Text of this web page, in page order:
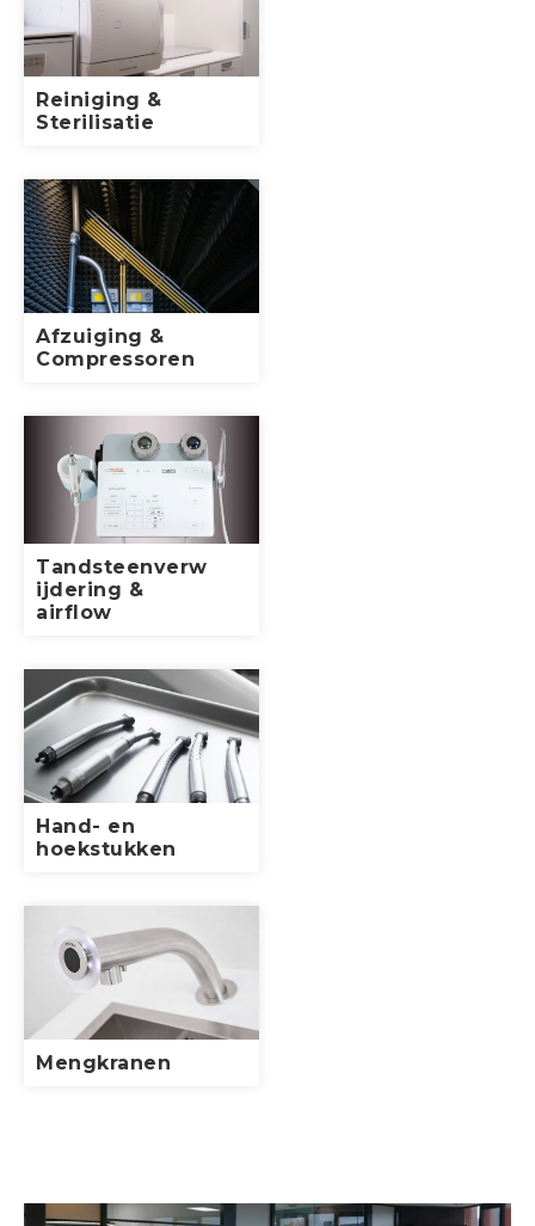
Reiniging &
Sterilisatie
Afzuiging &
Compressoren
Tandsteenverw
ijdering &
airflow
Hand- en
hoekstukken
Mengkranen